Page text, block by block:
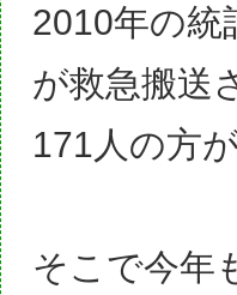
2010年の統
が救急搬送
171人の方
そこで今年